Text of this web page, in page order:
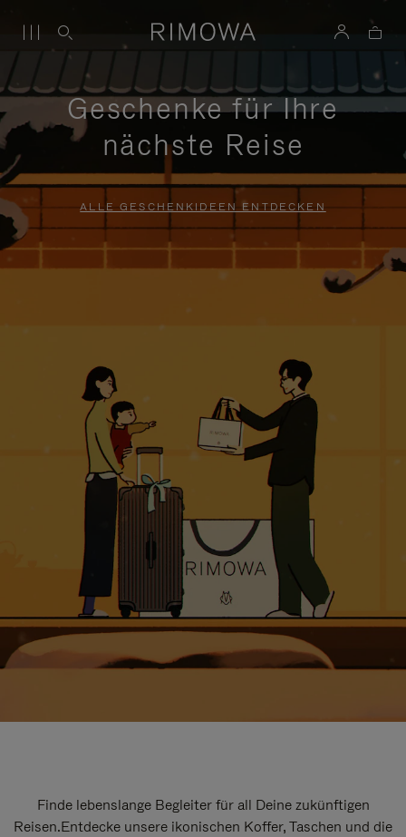
Geschenke für Ihre
nächste Reise
ALLE GESCHENKIDEEN ENTDECKEN
Finde lebenslange Begleiter für all Deine zukünftigen
Reisen.Entdecke unsere ikonischen Koffer, Taschen und die